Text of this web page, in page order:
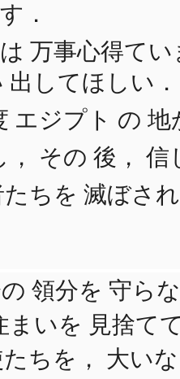
．
万事心得てい
出してほしい
エジプト の 地
， その 後， 信
ちを 滅ぼさ
領分を 守ら
まいを 見捨て
たちを， 大い